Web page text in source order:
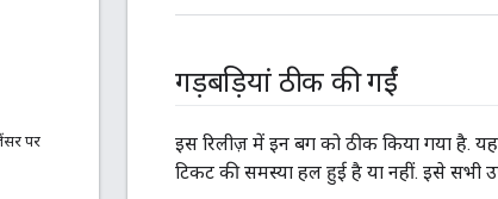
पर
गड़बड़ियां ठीक की गईं
इस रिलीज़ में इन बग को ठीक किया गया है.
टिकट की समस्या हल हुई है या नहीं. इसे सभी